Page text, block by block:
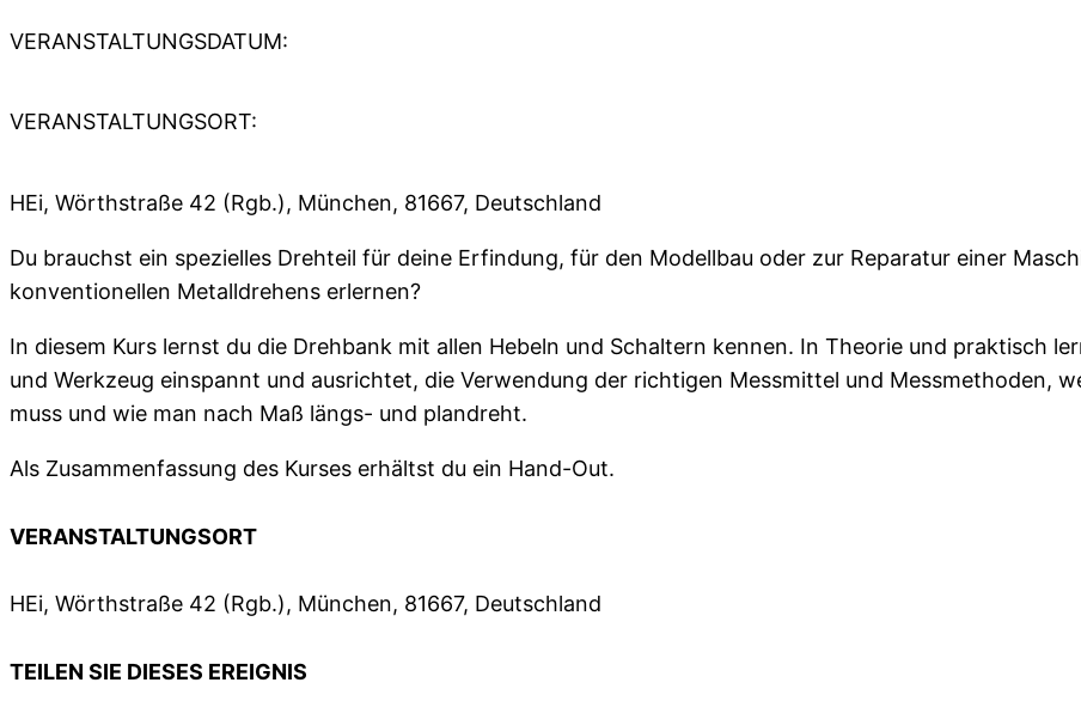
VERANSTALTUNGSDATUM:
VERANSTALTUNGSORT:
HEi, Wörthstraße 42 (Rgb.), München, 81667, Deutschland
Du brauchst ein spezielles Drehteil für deine Erfindung, für den Modellbau oder zur Reparatur einer
konventionellen Metalldrehens erlernen?
In diesem Kurs lernst du die Drehbank mit allen Hebeln und Schaltern kennen. In Theorie und praktisch
und Werkzeug einspannt und ausrichtet, die Verwendung der richtigen Messmittel und Messmethoden,
muss und wie man nach Maß längs- und plandreht.
Als Zusammenfassung des Kurses erhältst du ein Hand-Out.
VERANSTALTUNGSORT
HEi, Wörthstraße 42 (Rgb.), München, 81667, Deutschland
TEILEN SIE DIESES EREIGNIS